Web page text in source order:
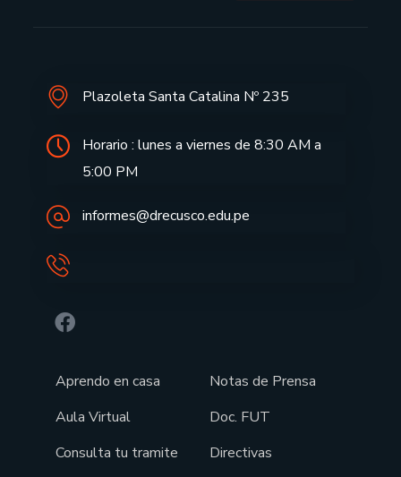
Plazoleta Santa Catalina Nº 235
Horario : lunes a viernes de 8:30 AM a
5:00 PM
informes@drecusco.edu.pe
Aprendo en casa
Aula Virtual
Consulta tu tramite
Notas de Prensa
Doc. FUT
Directivas